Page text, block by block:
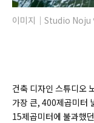
이미지｜Studio Noju
건축 디자인 스튜디오
가장 큰, 400제곱미터
15제곱미터에 불과했